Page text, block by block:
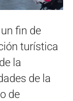
fin de
turística
la
de la
de